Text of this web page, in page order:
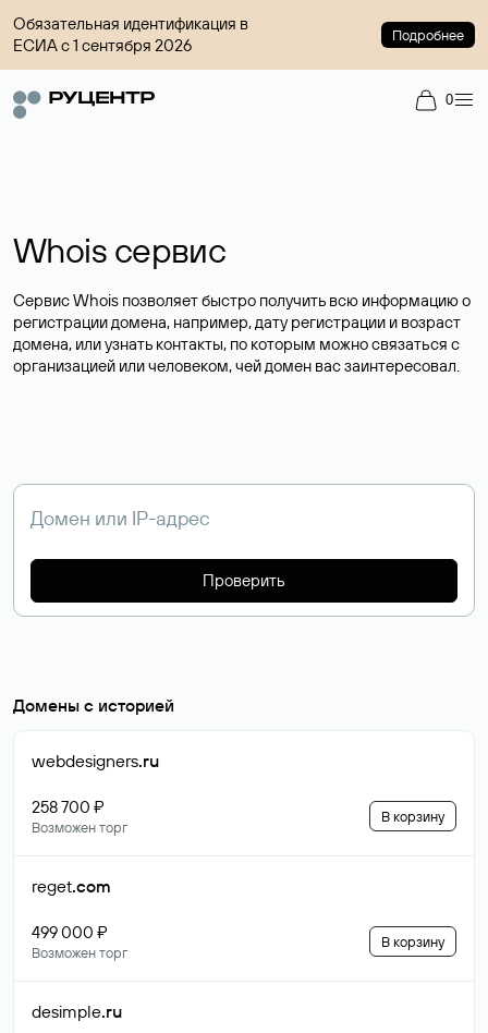
Обязательная идентификация в
ЕСИА с 1 сентября 2026
Подробнее
0
Whois сервис
Сервис Whois позволяет быстро получить всю информацию о
регистрации домена, например, дату регистрации и возраст
домена, или узнать контакты, по которым можно связаться с
организацией или человеком, чей домен вас заинтересовал.
Проверить
Домены с историей
webdesigners.ru
258 700 ₽
Возможен торг
В корзину
reget.com
499 000 ₽
Возможен торг
В корзину
desimple.ru